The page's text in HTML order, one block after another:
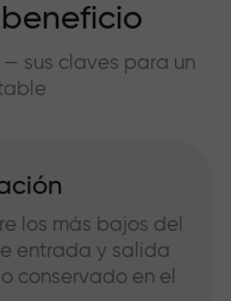
sus claves para un
los más bajos del
entrada y salida
conservado en el